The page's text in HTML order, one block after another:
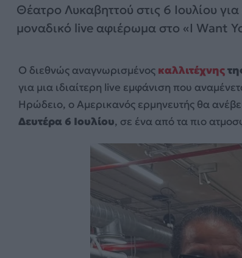
Θέατρο Λυκαβηττού στις 6 Ιουλίου
μοναδικό live αφιέρωμα στο «I Want
Ο διεθνώς αναγνωρισμένος καλλιτέχνης
για μια ιδιαίτερη live εμφάνιση που
Ηρώδειο, ο Αμερικανός ερμηνευτής θα
Δευτέρα 6 Ιουλίου, σε ένα από τα πιο